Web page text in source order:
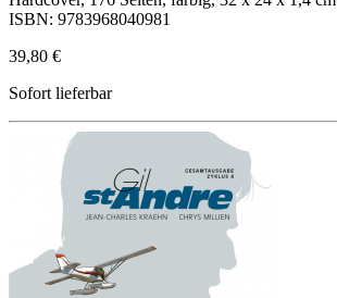
ISBN: 9783968040981
39,80 €
Sofort lieferbar